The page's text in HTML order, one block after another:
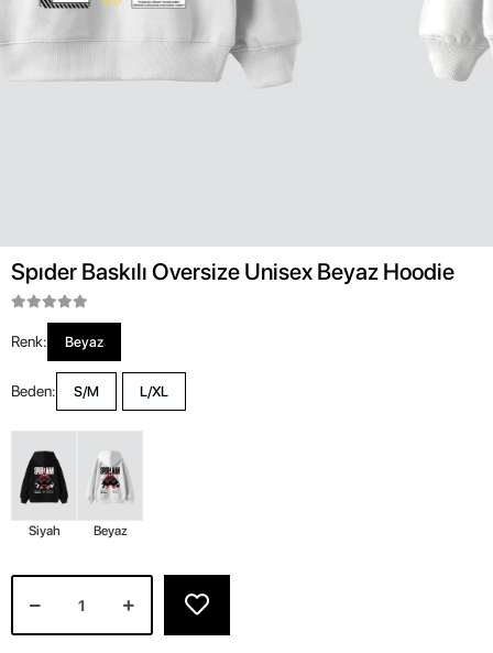
Spıder Baskılı Oversize Unisex Beyaz Hoodie
Renk: Beyaz
Beden: S/M L/XL
Siyah Beyaz